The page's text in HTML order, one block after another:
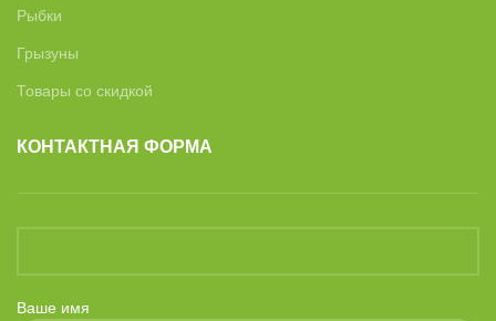
Рыбки
Грызуны
Товары со скидкой
КОНТАКТНАЯ ФОРМА
Ваше имя